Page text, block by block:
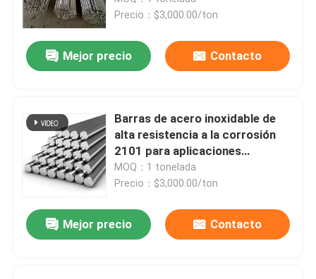
Productos
Videos
Sobre nosotros
Precio：$3,000.00/ton
Mejor precio Contacto
Barras de acero inoxidable de
alta resistencia a la corrosión
2101 para aplicaciones
generales
MOQ：1 tonelada
Precio：$3,000.00/ton
Mejor precio Contacto